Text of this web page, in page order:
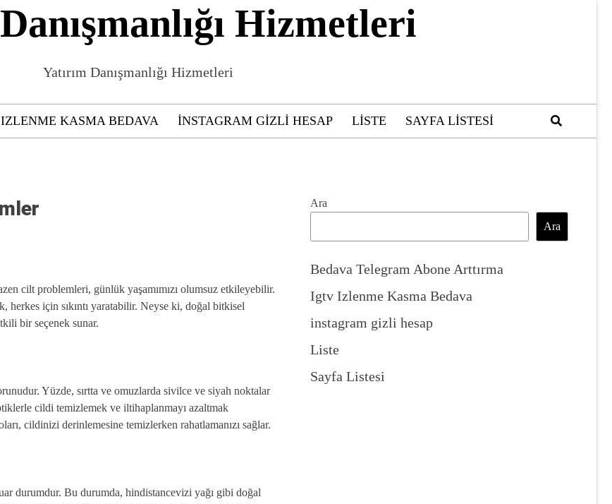
Hizmetleri
Yatırım Danışmanlığı Hizmetleri
KASMA BEDAVA INSTAGRAM GIZLI HESAP LISTE SAYFA LISTESI
cilt problemleri, günlük yaşamımızı olumsuz etkileyebilir.
herkes için sıkıntı yaratabilir. Neyse ki, doğal bitkisel
bir seçenek sunar.
Yüzde, sırtta ve omuzlarda sivilce ve siyah noktalar
cildi temizlemek ve iltihaplanmayı azaltmak
cildinizi derinlemesine temizlerken rahatlamanızı sağlar.
durumdur. Bu durumda, hindistancevizi yağı gibi doğal
Ara
Ara
Bedava Telegram Abone Arttırma
Igtv Izlenme Kasma Bedava
instagram gizli hesap
Liste
Sayfa Listesi